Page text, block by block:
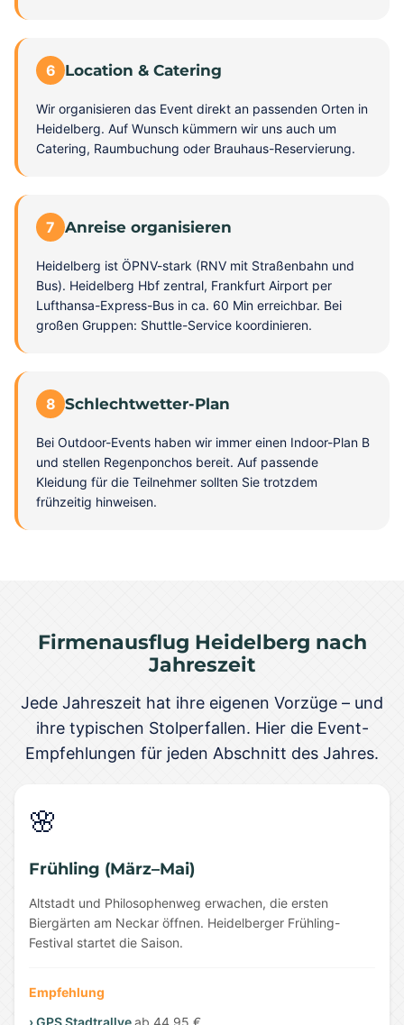
6 Location & Catering
Wir organisieren das Event direkt an passenden Orten in
Heidelberg. Auf Wunsch kümmern wir uns auch um
Catering, Raumbuchung oder Brauhaus-Reservierung.
7 Anreise organisieren
Heidelberg ist ÖPNV-stark (RNV mit Straßenbahn und
Bus). Heidelberg Hbf zentral, Frankfurt Airport per
Lufthansa-Express-Bus in ca. 60 Min erreichbar. Bei
großen Gruppen: Shuttle-Service koordinieren.
8 Schlechtwetter-Plan
Bei Outdoor-Events haben wir immer einen Indoor-Plan B
und stellen Regenponchos bereit. Auf passende
Kleidung für die Teilnehmer sollten Sie trotzdem
frühzeitig hinweisen.
Firmenausflug Heidelberg nach
Jahreszeit
Jede Jahreszeit hat ihre eigenen Vorzüge – und
ihre typischen Stolperfallen. Hier die Event-
Empfehlungen für jeden Abschnitt des Jahres.
🌸
Frühling (März–Mai)
Altstadt und Philosophenweg erwachen, die ersten
Biergärten am Neckar öffnen. Heidelberger Frühling-
Festival startet die Saison.
Empfehlung
› GPS Stadtrallyeab 44,95 €